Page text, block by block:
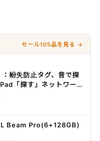
セール105品を見る →
紛失防止タグ、音で探
「探す」ネットワー
倍に広がった「正確
Beam Pro(6+128GB)